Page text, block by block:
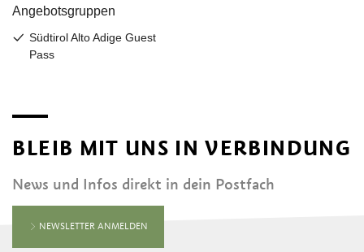
BLEIB MIT UNS IN VERBINDUNG
News und Infos direkt in dein Postfach
NEWSLETTER ANMELDEN